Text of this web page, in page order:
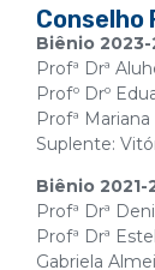
Conselho
Biênio
Profª Drª
Profº Drº
Profª
Suplente:
Biênio 2021-
Profª Drª
Profª Drª
Gabriela